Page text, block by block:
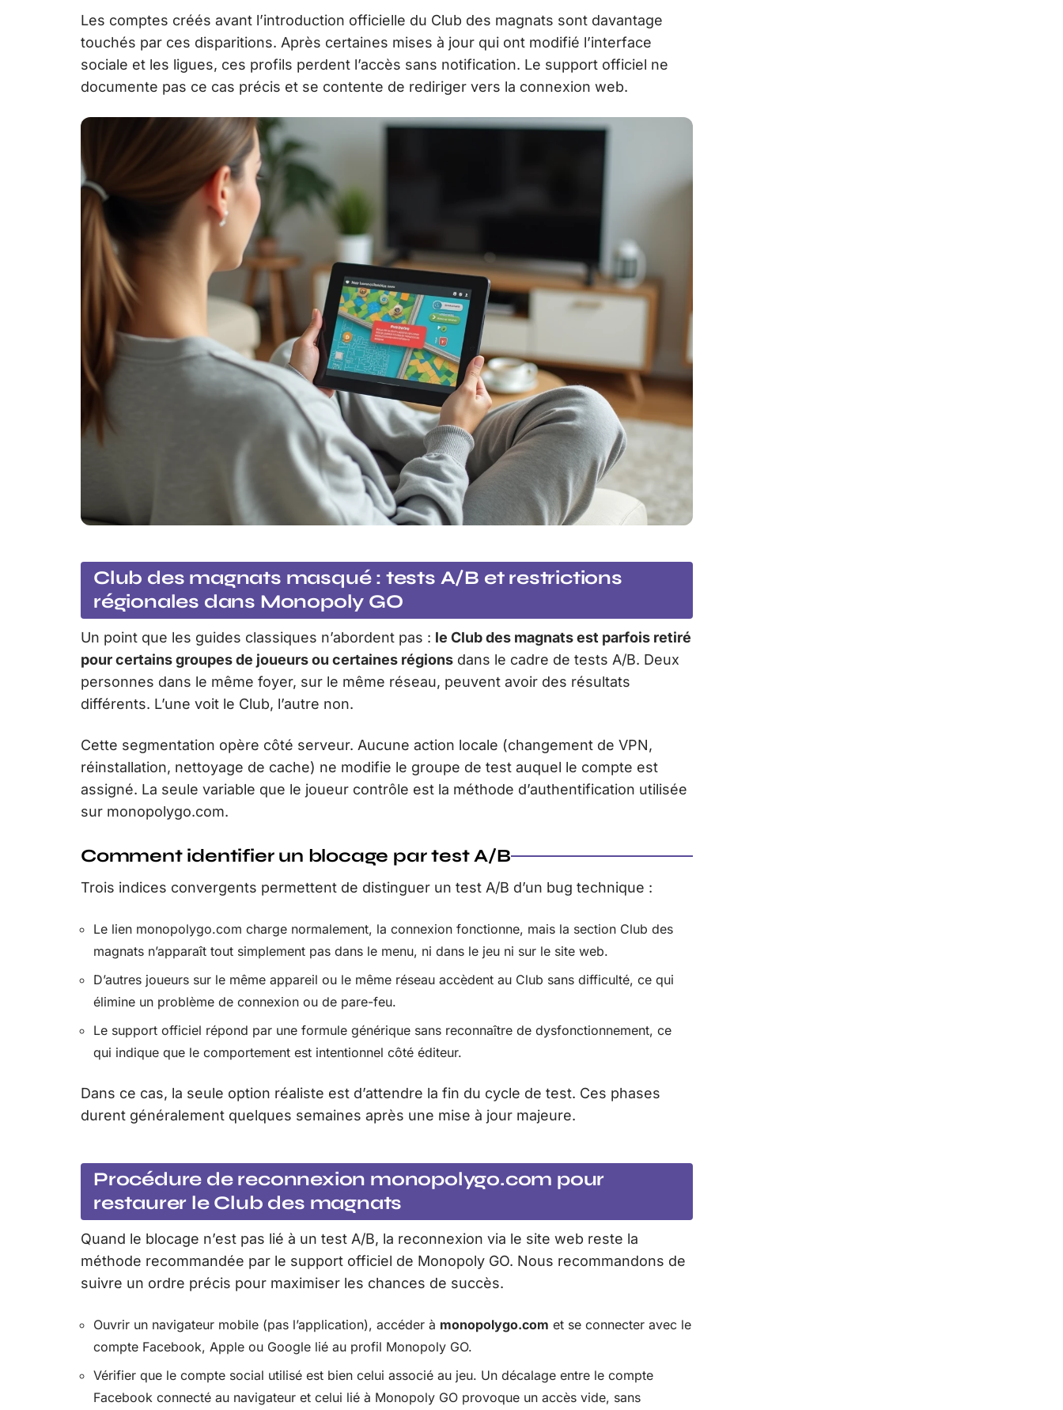
Les comptes créés avant l’introduction officielle du Club des magnats sont davantage
touchés par ces disparitions. Après certaines mises à jour qui ont modifié l’interface
sociale et les ligues, ces profils perdent l’accès sans notification. Le support officiel ne
documente pas ce cas précis et se contente de rediriger vers la connexion web.
Club des magnats masqué : tests A/B et restrictions
régionales dans Monopoly GO
Un point que les guides classiques n’abordent pas : le Club des magnats est parfois retiré
pour certains groupes de joueurs ou certaines régions dans le cadre de tests A/B. Deux
personnes dans le même foyer, sur le même réseau, peuvent avoir des résultats
différents. L’une voit le Club, l’autre non.
Cette segmentation opère côté serveur. Aucune action locale (changement de VPN,
réinstallation, nettoyage de cache) ne modifie le groupe de test auquel le compte est
assigné. La seule variable que le joueur contrôle est la méthode d’authentification utilisée
sur monopolygo.com.
Comment identifier un blocage par test A/B
Trois indices convergents permettent de distinguer un test A/B d’un bug technique :
Le lien monopolygo.com charge normalement, la connexion fonctionne, mais la section Club des
magnats n’apparaît tout simplement pas dans le menu, ni dans le jeu ni sur le site web.
D’autres joueurs sur le même appareil ou le même réseau accèdent au Club sans difficulté, ce qui
élimine un problème de connexion ou de pare-feu.
Le support officiel répond par une formule générique sans reconnaître de dysfonctionnement, ce
qui indique que le comportement est intentionnel côté éditeur.
Dans ce cas, la seule option réaliste est d’attendre la fin du cycle de test. Ces phases
durent généralement quelques semaines après une mise à jour majeure.
Procédure de reconnexion monopolygo.com pour
restaurer le Club des magnats
Quand le blocage n’est pas lié à un test A/B, la reconnexion via le site web reste la
méthode recommandée par le support officiel de Monopoly GO. Nous recommandons de
suivre un ordre précis pour maximiser les chances de succès.
Ouvrir un navigateur mobile (pas l’application), accéder à monopolygo.com et se connecter avec le
compte Facebook, Apple ou Google lié au profil Monopoly GO.
Vérifier que le compte social utilisé est bien celui associé au jeu. Un décalage entre le compte
Facebook connecté au navigateur et celui lié à Monopoly GO provoque un accès vide, sans